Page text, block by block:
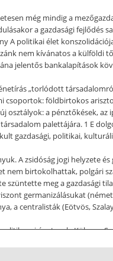
még mindig a
a gazdasági fejlődés
A politikai élet
nem kívánatos a külföldi
jelentős bankalapítások
„torlódott
csoportok: földbirtokos
osztályok: a pénztőkések,
palettájára. 1 E
gazdasági, politikai,
A zsidóság jogi helyzete
birtokolhattak, polgári
szüntette meg a gazdasági
germanizálásukat
a centralisták (Eötvös,
óvatosak: Kölcsey,